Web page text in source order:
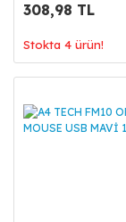
308,98 TL
Stokta 4 ürün!